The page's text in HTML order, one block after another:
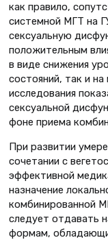
как правило,
системной МГТ на
сексуальную
положительным
в виде снижения
состояний, так и
исследования
сексуальной
фоне приема
При развитии
сочетании с
эффективной
назначение
комбинированной
следует отдавать
формам,